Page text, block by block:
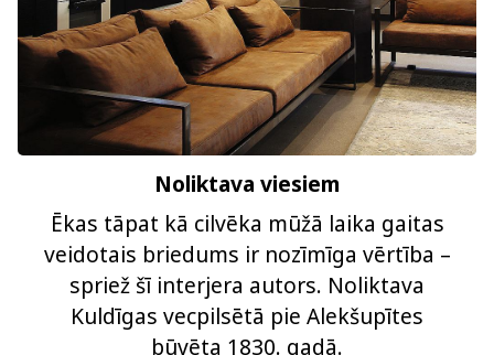
Noliktava viesiem
Ēkas tāpat kā cilvēka mūžā laika gaitas
veidotais briedums ir nozīmīga vērtība –
spriež šī interjera autors. Noliktava
Kuldīgas vecpilsētā pie Alekšupītes
būvēta 1830. gadā.